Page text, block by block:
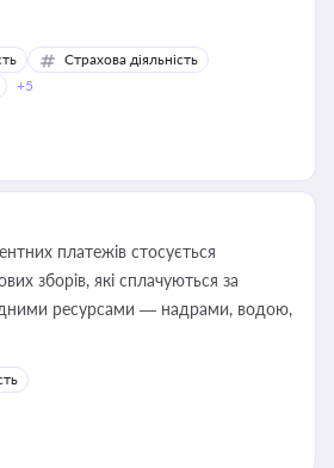
Страхова діяльність
+5
платежів стосується
зборів, які сплачуються за
ресурсами — надрами, водою,